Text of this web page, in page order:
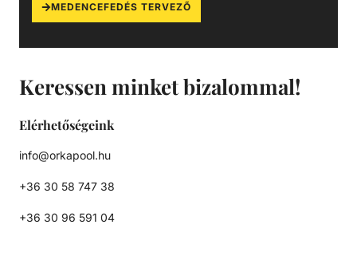
Keressen minket bizalommal!
Elérhetőségeink
info@orkapool.hu
+36 30 58 747 38
+36 30 96 591 04
MEDENCEFEDÉS TERVEZŐ